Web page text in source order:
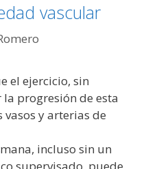
vascular
el ejercicio, sin
progresión de esta
y arterias de
incluso sin un
supervisado, puede